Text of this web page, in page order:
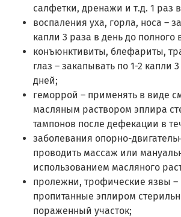
салфетки, дренажи и т.д. 1 раз в
воспаления уха, горла, носа –
капли 3 раза в день до полного
конъюнктивиты, блефариты,
глаз – закапывать по 1-2 капли
дней;
геморрой – применять в виде
масляным раствором эплира
тампонов после дефекации в
заболевания опорно-
проводить массаж или
использованием масляного
пролежни, трофические язвы –
пропитанные эплиром
пораженный участок;